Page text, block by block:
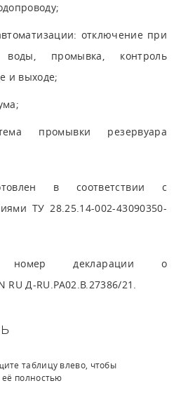
отключение при
промывка, контроль
и выходе;
промывки резервуара
в соответствии с
ТУ 28.25.14-002-43090350-
номер декларации о
RU Д-RU.РА02.В.27386/21.
таблицу влево, чтобы
её полностью